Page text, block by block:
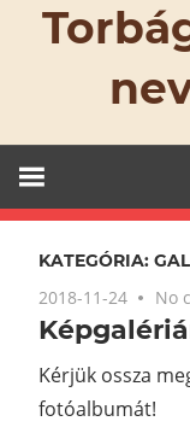
KATEGÓRIA:
2018-11-24 No
Kérjük ossza
fotóalbumát!